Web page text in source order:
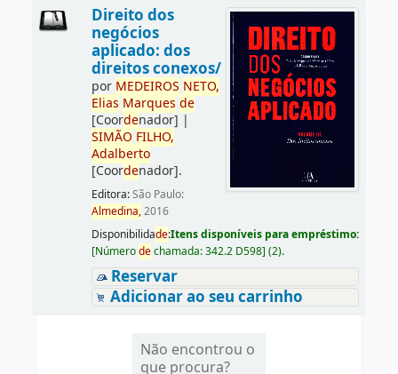
Direito dos
negócios
aplicado: dos
direitos conexos/
por MEDEIROS NETO,
Elias Marques de
[Coordenador] |
SIMÃO FILHO,
Adalberto
[Coordenador].
Editora:São Paulo:
Almedina,2016
Disponibilidade:Itens disponíveis para empréstimo:
[Númerodechamada:342.2 D598] (2).
Reservar
Adicionar ao seu carrinho
Não encontrou o
que procura?